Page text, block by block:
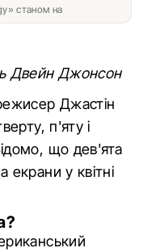
станом на
Двейн Джонсон
Джастін
п'яту і
що дев'ята
у квітні